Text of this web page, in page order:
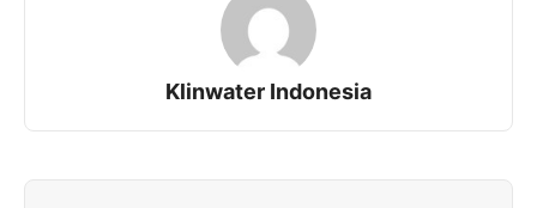
Klinwater Indonesia